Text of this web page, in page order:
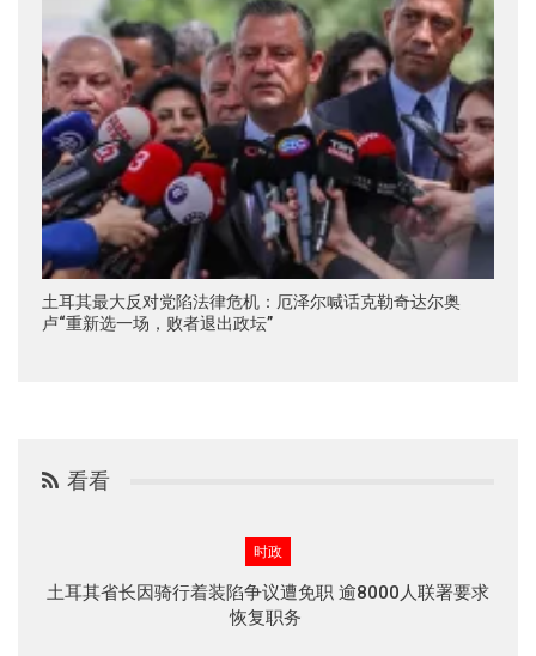
土耳其最大反对党陷法律危机：厄泽尔喊话克勒奇达尔奥
卢“重新选一场，败者退出政坛”
看看
时政
土耳其省长因骑行着装陷争议遭免职 逾8000人联署要求
恢复职务